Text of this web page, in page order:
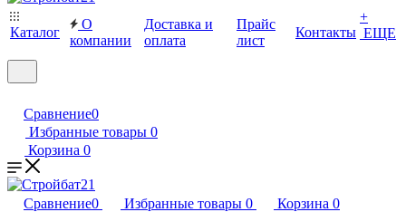
Каталог
О
компании
Доставка и
оплата
Прайс
лист
Контакты
+
ЕЩЕ
Сравнение0
Избранные товары 0
Корзина 0
Сравнение0 Избранные товары 0 Корзина 0